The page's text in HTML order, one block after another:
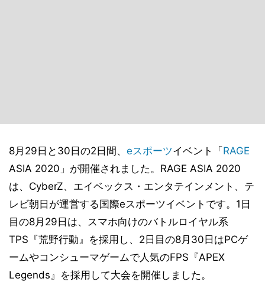
8月29日と30日の2日間、 eスポーツイベント「 RAGE
ASIA 2020」が開催されました。RAGE ASIA 2020
は、CyberZ、エイベックス・エンタテインメント、テ
レビ朝日が運営する国際eスポーツイベントです。1日
目の8月29日は、スマホ向けのバトルロイヤル系
TPS『荒野行動』を採用し、2日目の8月30日はPCゲ
ームやコンシューマゲームで人気のFPS『APEX
Legends』を採用して大会を開催しました。